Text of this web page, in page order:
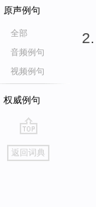
原声例句
全部
音频例句
视频例句
权威例句
go
top
返回词典